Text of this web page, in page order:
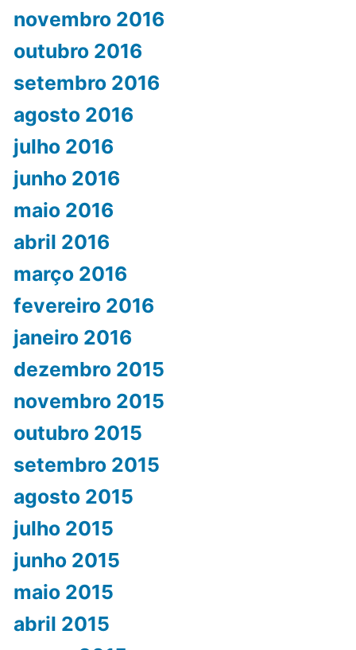
novembro 2016
outubro 2016
setembro 2016
agosto 2016
julho 2016
junho 2016
maio 2016
abril 2016
março 2016
fevereiro 2016
janeiro 2016
dezembro 2015
novembro 2015
outubro 2015
setembro 2015
agosto 2015
julho 2015
junho 2015
maio 2015
abril 2015